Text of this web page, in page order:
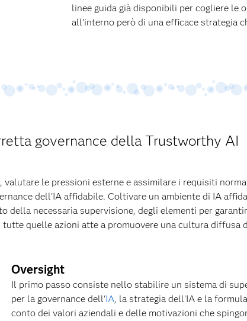
linee guida già disponibili per cogliere
all’interno però di una efficace strategia
governance della Trustworthy AI
le pressioni esterne e assimilare i requisiti
dell'IA affidabile. Coltivare un ambiente di IA
della necessaria supervisione, degli elementi per
quelle azioni atte a promuovere una cultura diffusa
Oversight
Il primo passo consiste nello stabilire un sistema di
per la governance dell'IA, la strategia dell'IA e la
conto dei valori aziendali e delle motivazioni che